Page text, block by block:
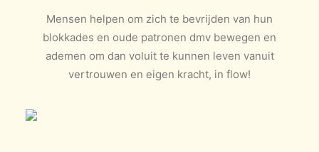
Mensen helpen om zich te bevrijden van hun
blokkades en oude patronen dmv bewegen en
ademen om dan voluit te kunnen leven vanuit
vertrouwen en eigen kracht, in flow!